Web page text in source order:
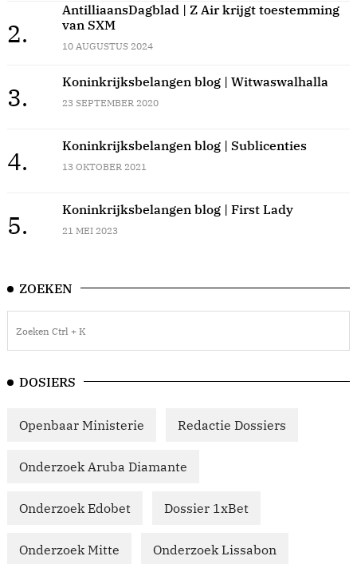
2.
AntilliaansDagblad | Z Air krijgt toestemming
van SXM
10 AUGUSTUS 2024
3.
Koninkrijksbelangen blog | Witwaswalhalla
23 SEPTEMBER 2020
4.
Koninkrijksbelangen blog | Sublicenties
13 OKTOBER 2021
5.
Koninkrijksbelangen blog | First Lady
21 MEI 2023
ZOEKEN
DOSIERS
Openbaar Ministerie Redactie Dossiers
Onderzoek Aruba Diamante
Onderzoek Edobet Dossier 1xBet
Onderzoek Mitte Onderzoek Lissabon